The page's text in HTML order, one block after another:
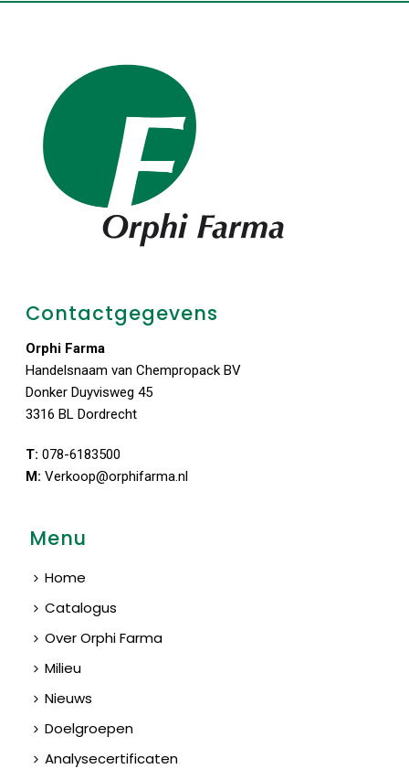
Contactgegevens
Orphi Farma
Handelsnaam van Chempropack BV
Donker Duyvisweg 45
3316 BL Dordrecht
T: 078-6183500
M: Verkoop@orphifarma.nl
Menu
Home
Catalogus
Over Orphi Farma
Milieu
Nieuws
Doelgroepen
Analysecertificaten